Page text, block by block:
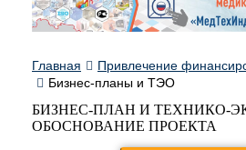
Главная
Привлечение
Бизнес-планы и ТЭО
БИЗНЕС-ПЛАН И ТЕХНИКО-
ОБОСНОВАНИЕ ПРОЕКТА